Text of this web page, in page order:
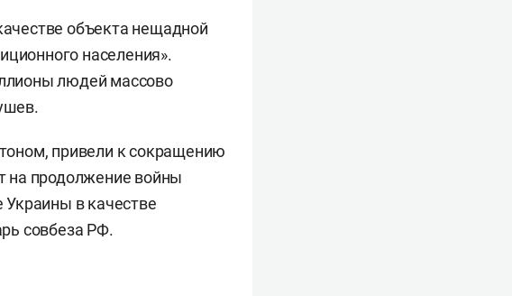
объекта нещадной
населения».
людей массово
привели к сокращению
на продолжение войны
Украины в качестве
совбеза РФ.